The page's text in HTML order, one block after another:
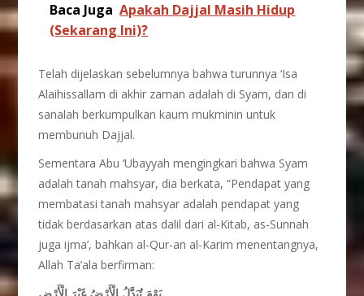
Baca Juga Apakah Dajjal Masih Hidup
(Sekarang Ini)?
Telah dijelaskan sebelumnya bahwa turunnya ‘Isa
Alaihissallam di akhir zaman adalah di Syam, dan di
sanalah berkumpulkan kaum mukminin untuk
membunuh Dajjal.
Sementara Abu ‘Ubayyah mengingkari bahwa Syam
adalah tanah mahsyar, dia berkata, “Pendapat yang
membatasi tanah mahsyar adalah pendapat yang
tidak berdasarkan atas dalil dari al-Kitab, as-Sunnah
juga ijma’, bahkan al-Qur-an al-Karim menentangnya,
Allah Ta’ala berfirman: